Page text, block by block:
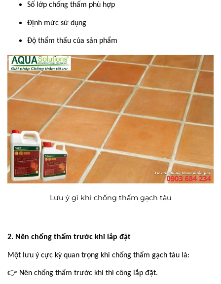
Số lớp chống thấm phù hợp
Định mức sử dụng
Độ thẩm thấu của sản phẩm
Lưu ý gì khi chống thấm gạch tàu
2. Nên chống thấm trước khi lắp đặt
Một lưu ý cực kỳ quan trọng khi chống thấm gạch tàu là:
👉 Nên chống thấm trước khi thi công lắp đặt.